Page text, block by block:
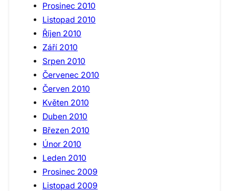
Prosinec 2010
Listopad 2010
Říjen 2010
Září 2010
Srpen 2010
Červenec 2010
Červen 2010
Květen 2010
Duben 2010
Březen 2010
Únor 2010
Leden 2010
Prosinec 2009
Listopad 2009